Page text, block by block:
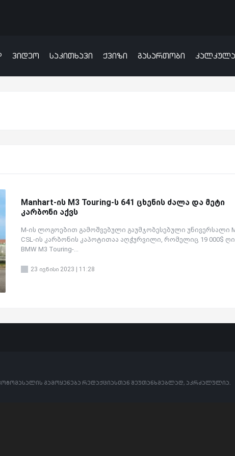
ვიდეო საკითხავი ქვიზი გასართობი
Manhart-ის M3 Touring-ს 641 ცხენის ძალა და მეტი
კარბონი აქვს
M-ის ლოგოებით გამოშვებული გაუმჯობესებული უნივერსალი
CSL-ის კარბონის კაპოტითაა აღჭურვილი, რომელიც 19 000$
BMW M3 Touring-...
23 ივნისი 2023 | 11:28
გამოყენება რედაქციასთან შეუთანხმებლად, აკრძალულია.